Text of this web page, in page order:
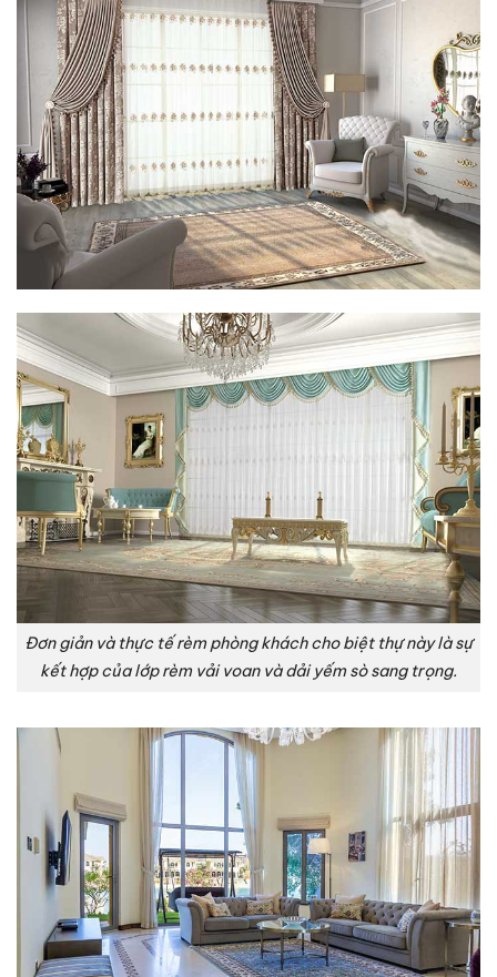
Đơn giản và thực tế rèm phòng khách cho biệt thự này là sự
kết hợp của lớp rèm vải voan và dải yếm sò sang trọng.